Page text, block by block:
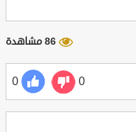
86 مشاهدة
0
0